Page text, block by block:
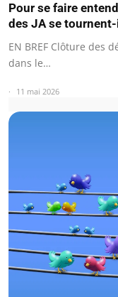
Pour se faire
des JA se
EN BREF Clôture des
dans le…
11 mai 2026